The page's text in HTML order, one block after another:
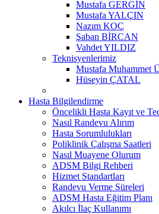
Mustafa GERGİN
Mustafa YALÇIN
Nazım KOÇ
Şaban BİRCAN
Vahdet YILDIZ
Teknisyenlerimiz
Mustafa Muhammet
Hüseyin ÇATAL
Hasta Bilgilendirme
Öncelikli Hasta Kayıt ve
Nasıl Randevu Alırım
Hasta Sorumlulukları
Poliklinik Çalışma Saatleri
Nasıl Muayene Olurum
ADSM Bilgi Rehberi
Hizmet Standartları
Randevu Verme Süreleri
ADSM Hasta Eğitim Planı
Akılcı İlaç Kullanımı